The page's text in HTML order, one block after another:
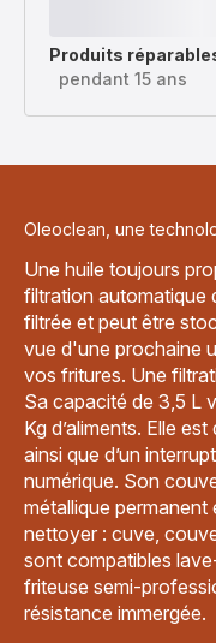
Produits
pendant 15 ans
Oleoclean, une
Une huile toujours
filtration automatique
filtrée et peut être
vue d'une prochaine
vos fritures. Une
Sa capacité de 3,5 L
Kg d’aliments. Elle
ainsi que d’un
numérique. Son
métallique permanent
nettoyer : cuve,
sont compatibles
friteuse semi-
résistance immergée.